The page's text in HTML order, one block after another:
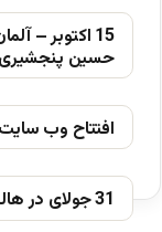
15 اکتوبر –
حسین
افتتاح وب
31 جولای در هالند: مراسم برگزاری فاتحه مرحوم فدایی